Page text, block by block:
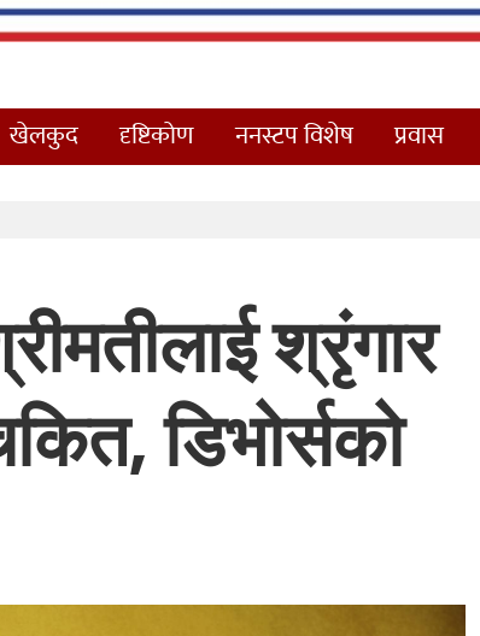
खेलकुद दृष्टिकोण ननस्टप विशेष प्रवास
श्रृंगार
डिभोर्सको